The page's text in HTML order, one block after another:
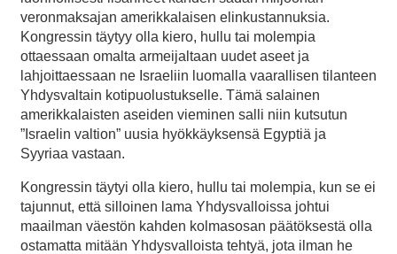
veronmaksajan amerikkalaisen elinkustannuksia.
Kongressin täytyy olla kiero, hullu tai molempia
ottaessaan omalta armeijaltaan uudet aseet ja
lahjoittaessaan ne Israeliin luomalla vaarallisen tilanteen
Yhdysvaltain kotipuolustukselle. Tämä salainen
amerikkalaisten aseiden vieminen salli niin kutsutun
”Israelin valtion” uusia hyökkäyksensä Egyptiä ja
Syyriaa vastaan.
Kongressin täytyi olla kiero, hullu tai molempia, kun se ei
tajunnut, että silloinen lama Yhdysvalloissa johtui
maailman väestön kahden kolmasosan päätöksestä olla
ostamatta mitään Yhdysvalloista tehtyä, jota ilman he